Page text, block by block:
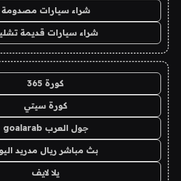
شراء سيارات مصدومة
شراء سيارات قديمة
كورة 365
كورة سيتي
جول العرب goalarab
بث مباشر ريال مدريد
يلا لايف